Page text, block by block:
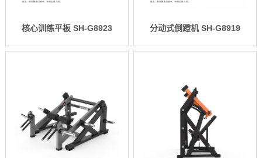
核心训练平板 SH-G8923 分动式倒蹬机 SH-G8919